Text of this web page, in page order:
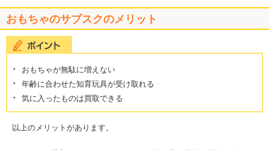
おもちゃのサブスクのメリット
おもちゃが無駄に増えない
年齢に合わせた知育玩具が受け取れる
気に入ったものは買取できる
以上のメリットがあります。